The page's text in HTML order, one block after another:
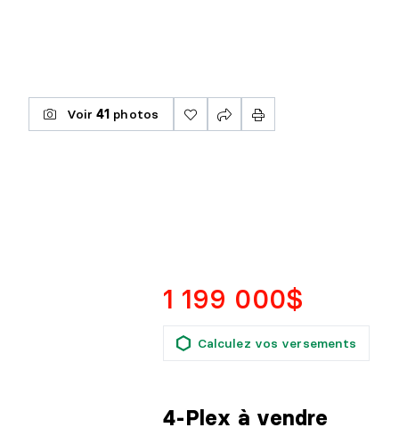
Voir 41 photos
1 199 000$
Calculez vos versements
4-Plex à vendre